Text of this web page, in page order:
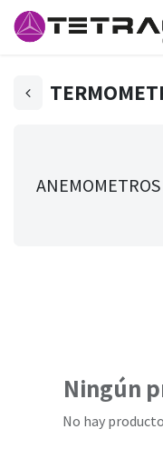
ANEMOMETROS
Ningún
No hay